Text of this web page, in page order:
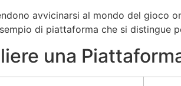
avvicinarsi al mondo del gioco
di piattaforma che si distingue
una